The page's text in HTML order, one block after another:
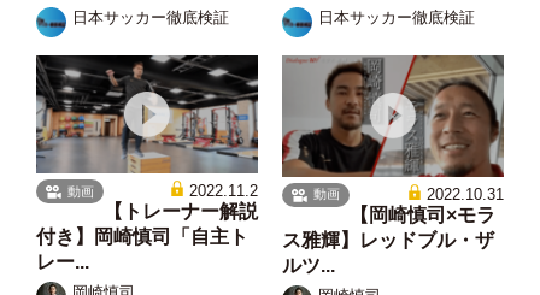
日本サッカー徹底検証 日本サッカー徹底検証
動画 2022.11.2
【トレーナー解説
付き】岡崎慎司「自主ト
レー...
動画 2022.10.31
【岡崎慎司×モラ
ス雅輝】レッドブル・ザ
ルツ...